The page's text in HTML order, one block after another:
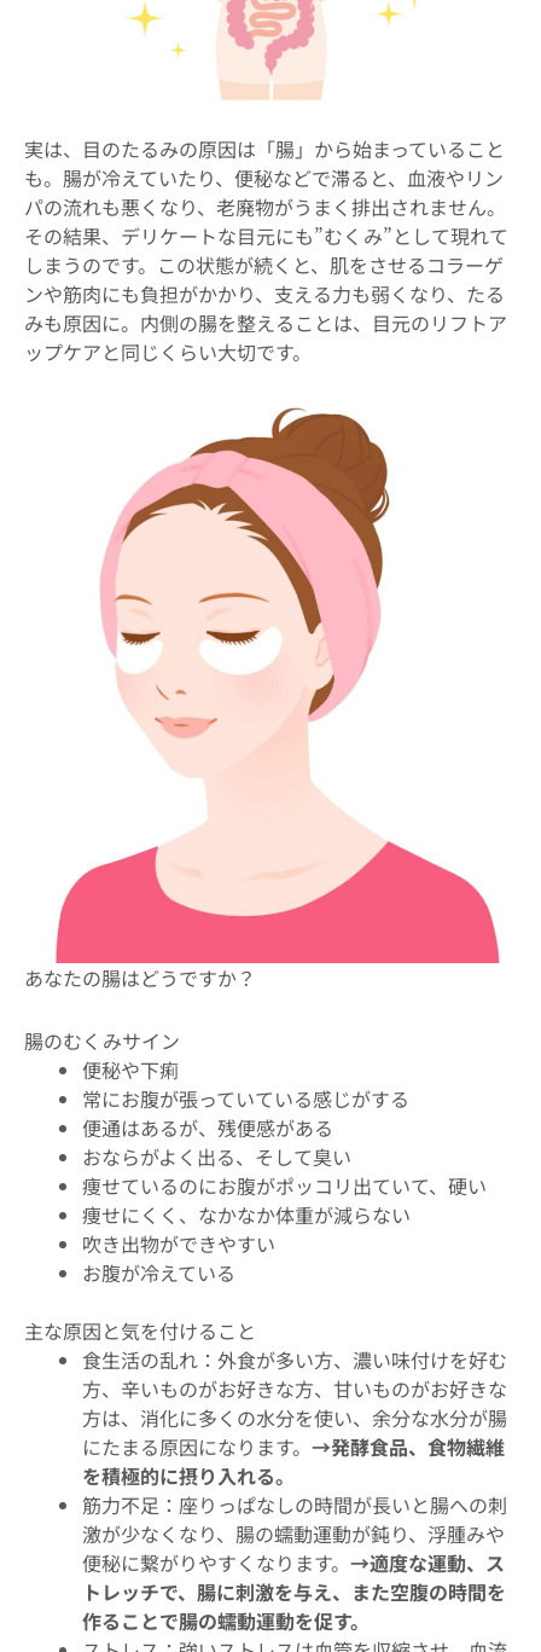
実は、目のたるみの原因は「腸」から始まっていること
も。腸が冷えていたり、便秘などで滞ると、血液やリン
パの流れも悪くなり、老廃物がうまく排出されません。
その結果、デリケートな目元にも”むくみ”として現れて
しまうのです。この状態が続くと、肌をさせるコラーゲ
ンや筋肉にも負担がかかり、支える力も弱くなり、たる
みも原因に。内側の腸を整えることは、目元のリフトア
ップケアと同じくらい大切です。
あなたの腸はどうですか？
腸のむくみサイン
便秘や下痢
常にお腹が張っていている感じがする
便通はあるが、残便感がある
おならがよく出る、そして臭い
痩せているのにお腹がポッコリ出ていて、硬い
痩せにくく、なかなか体重が減らない
吹き出物ができやすい
お腹が冷えている
主な原因と気を付けること
食生活の乱れ：外食が多い方、濃い味付けを好む
方、辛いものがお好きな方、甘いものがお好きな
方は、消化に多くの水分を使い、余分な水分が腸
にたまる原因になります。 →発酵食品、食物繊維
を積極的に摂り入れる。
筋力不足：座りっぱなしの時間が長いと腸への刺
激が少なくなり、腸の蠕動運動が鈍り、浮腫みや
便秘に繋がりやすくなります。 →適度な運動、ス
トレッチで、腸に刺激を与え、また空腹の時間を
作ることで腸の蠕動運動を促す。